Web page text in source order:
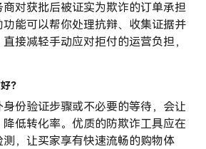
对获批后被证实为欺诈的订单承担
能可以帮你处理抗辩、收集证据并
接减轻手动应对拒付的运营负担，
？
份验证步骤或不必要的等待，会让
低转化率。优质的防欺诈工具应在
，让买家享有快速流畅的购物体